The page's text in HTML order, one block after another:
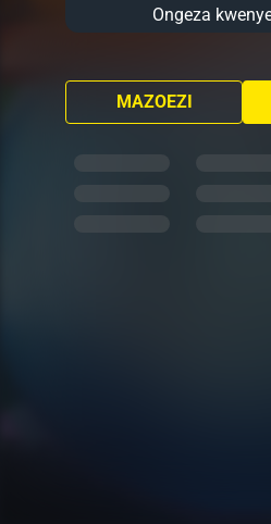
Ongeza
MAZOEZI